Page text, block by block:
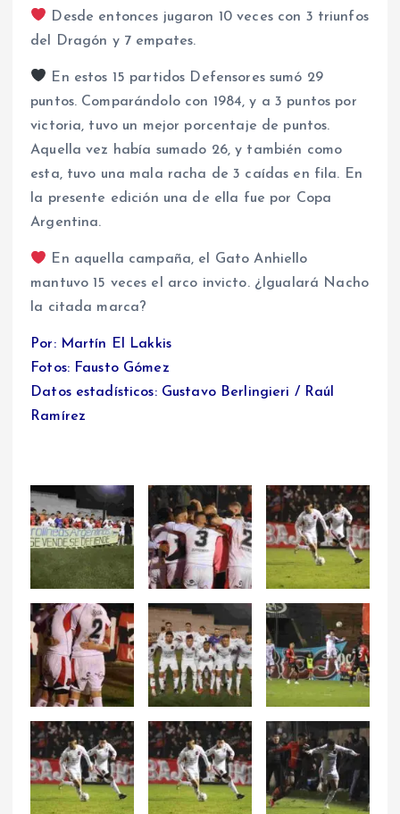
Desde entonces jugaron 10 veces con 3 triunfos
del Dragón y 7 empates.
En estos 15 partidos Defensores sumó 29
puntos. Comparándolo con 1984, y a 3 puntos por
victoria, tuvo un mejor porcentaje de puntos.
Aquella vez había sumado 26, y también como
esta, tuvo una mala racha de 3 caídas en fila. En
la presente edición una de ella fue por Copa
Argentina.
En aquella campaña, el Gato Anhiello
mantuvo 15 veces el arco invicto. ¿Igualará Nacho
la citada marca?
Por: Martín El Lakkis
Fotos: Fausto Gómez
Datos estadísticos: Gustavo Berlingieri / Raúl
Ramírez